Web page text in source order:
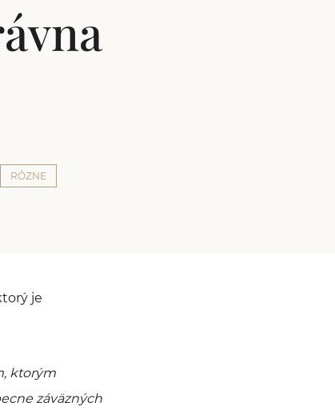
RÔZNE
je
ktorým
záväzných